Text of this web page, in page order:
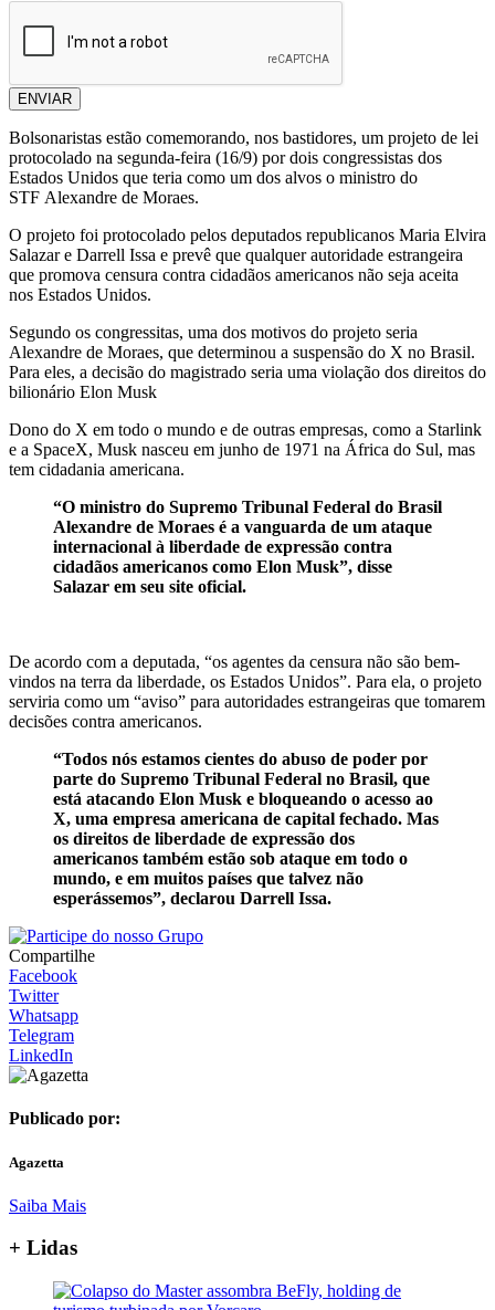
ENVIAR
Bolsonaristas estão comemorando, nos bastidores, um projeto de lei
protocolado na segunda-feira (16/9) por dois congressistas dos
Estados Unidos que teria como um dos alvos o ministro do
STF Alexandre de Moraes.
O projeto foi protocolado pelos deputados republicanos Maria Elvira
Salazar e Darrell Issa e prevê que qualquer autoridade estrangeira
que promova censura contra cidadãos americanos não seja aceita
nos Estados Unidos.
Segundo os congressitas, uma dos motivos do projeto seria
Alexandre de Moraes, que determinou a suspensão do X no Brasil.
Para eles, a decisão do magistrado seria uma violação dos direitos do
bilionário Elon Musk
Dono do X em todo o mundo e de outras empresas, como a Starlink
e a SpaceX, Musk nasceu em junho de 1971 na África do Sul, mas
tem cidadania americana.
“O ministro do Supremo Tribunal Federal do Brasil
Alexandre de Moraes é a vanguarda de um ataque
internacional à liberdade de expressão contra
cidadãos americanos como Elon Musk”, disse
Salazar em seu site oficial.
De acordo com a deputada, “os agentes da censura não são bem-
vindos na terra da liberdade, os Estados Unidos”. Para ela, o projeto
serviria como um “aviso” para autoridades estrangeiras que tomarem
decisões contra americanos.
“Todos nós estamos cientes do abuso de poder por
parte do Supremo Tribunal Federal no Brasil, que
está atacando Elon Musk e bloqueando o acesso ao
X, uma empresa americana de capital fechado. Mas
os direitos de liberdade de expressão dos
americanos também estão sob ataque em todo o
mundo, e em muitos países que talvez não
esperássemos”, declarou Darrell Issa.
Compartilhe
Facebook
Twitter
Whatsapp
Telegram
LinkedIn
Publicado por:
Agazetta
Saiba Mais
+ Lidas